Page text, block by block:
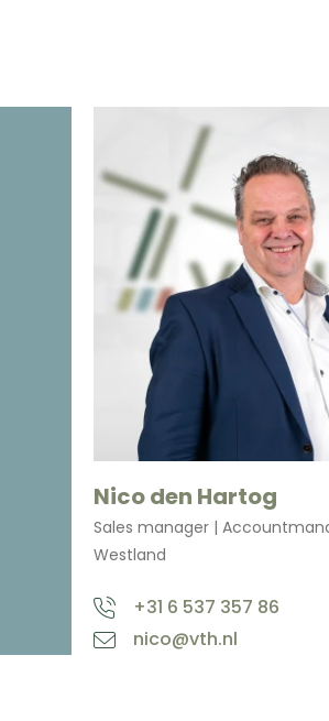
Nico den Hartog
Sales manager |
Westland
+31 6 537 357 86
nico@vth.nl